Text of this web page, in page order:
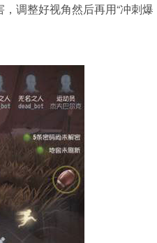
调整好视角然后再用“冲刺爆